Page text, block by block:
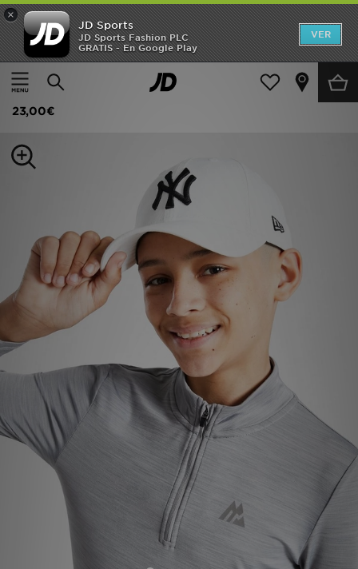
×
JD Sports
JD Sports Fashion PLC
GRATIS - En Google Play
VER
Página principal
Niños Accesorios niños Gorros y gorras
New Era Gorra MLB 9FORTY New York Yankees Júnior
23,00€
Hombre
Mujer
Estilo
Deportes & Fitness
JD Fútbol
Ofertas
MI JD